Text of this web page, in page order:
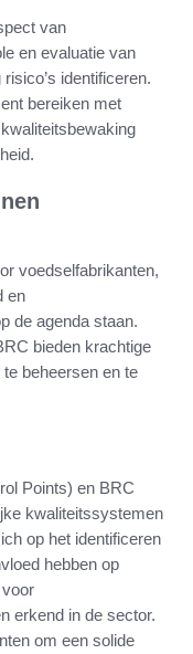
van
en evaluatie van
identificeren.
bereiken met
voedselfabrikanten,
en
de agenda staan.
bieden krachtige
beheersen en te
Points) en BRC
kwaliteitssystemen
op het identificeren
hebben op
erkend in de sector.
om een solide